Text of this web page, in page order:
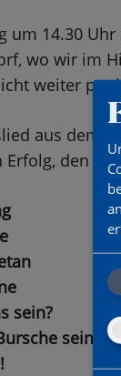
um 14.30
wo wir im
weiter
aus dem
den
sein?
sein